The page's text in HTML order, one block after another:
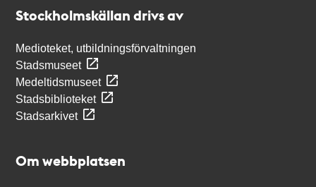
Stockholmskällan drivs av
Medioteket, utbildningsförvaltningen
Stadsmuseet
Medeltidsmuseet
Stadsbiblioteket
Stadsarkivet
Om webbplatsen